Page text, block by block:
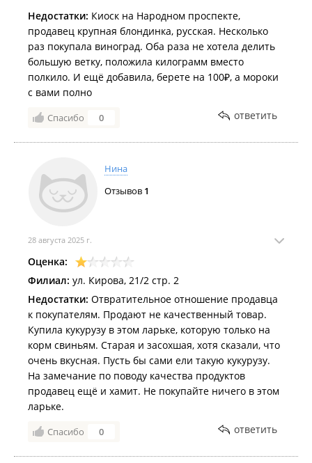
Недостатки: Киоск на Народном проспекте,
продавец крупная блондинка, русская. Несколько
раз покупала виноград. Оба раза не хотела делить
большую ветку, положила килограмм вместо
полкило. И ещё добавила, берете на 100₽, а мороки
с вами полно
Спасибо 0 ответить
Нина
Отзывов 1
28 августа 2025 г.
Оценка:
Филиал: ул. Кирова, 21/2 стр. 2
Недостатки: Отвратительное отношение продавца
к покупателям. Продают не качественный товар.
Купила кукурузу в этом ларьке, которую только на
корм свиньям. Старая и засохшая, хотя сказали, что
очень вкусная. Пусть бы сами ели такую кукурузу.
На замечание по поводу качества продуктов
продавец ещё и хамит. Не покупайте ничего в этом
ларьке.
Спасибо 0 ответить